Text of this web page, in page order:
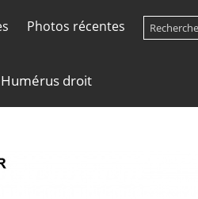
Photos récentes
Humérus droit